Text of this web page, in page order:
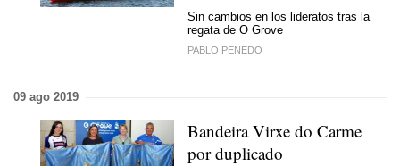
Sin cambios en los lideratos tras la
regata de O Grove
PABLO PENEDO
09 ago 2019
Bandeira Virxe do Carme
por duplicado